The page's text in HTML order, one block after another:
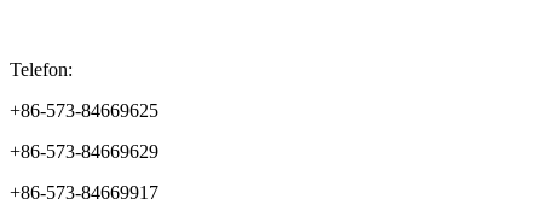
Telefon:
+86-573-84669625
+86-573-84669629
+86-573-84669917